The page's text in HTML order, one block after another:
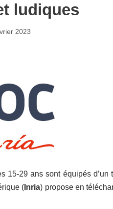
ludiques
2023
15-29 ans sont équipés
( Inria) propose en